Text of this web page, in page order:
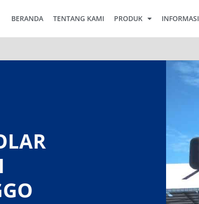
BERANDA TENTANG KAMI PRODUK INFORMASI